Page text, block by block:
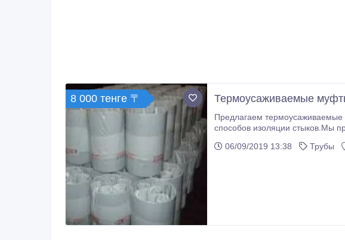
8 000 тенге 〒 Термоусаживаемые
Предлагаем
способов изоляции стыков.Мы
06/09/2019 13:38 Трубы